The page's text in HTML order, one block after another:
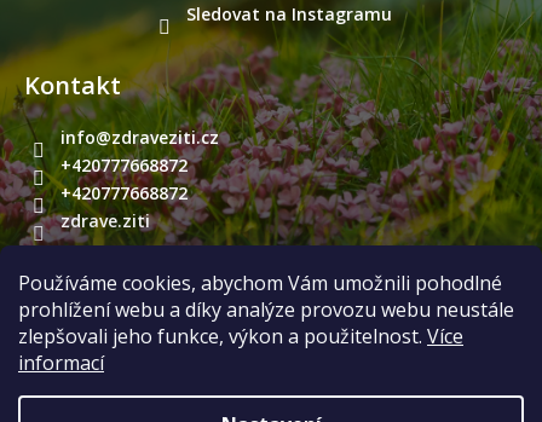
Používáme cookies, abychom Vám umožnili pohodlné
prohlížení webu a díky analýze provozu webu neustále
zlepšovali jeho funkce, výkon a použitelnost. Více
informací
Sledovat na Instagramu
Kontakt
info@zdraveziti.cz
+420777668872
+420777668872
zdrave.ziti
Přijímáme online platby